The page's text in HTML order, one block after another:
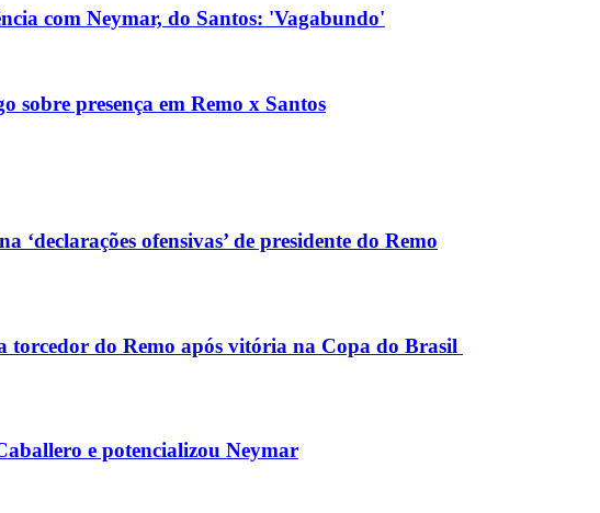
com Neymar, do Santos: 'Vagabundo'
sobre presença em Remo x Santos
‘declarações ofensivas’ de presidente do Remo
torcedor do Remo após vitória na Copa do Brasil
e potencializou Neymar